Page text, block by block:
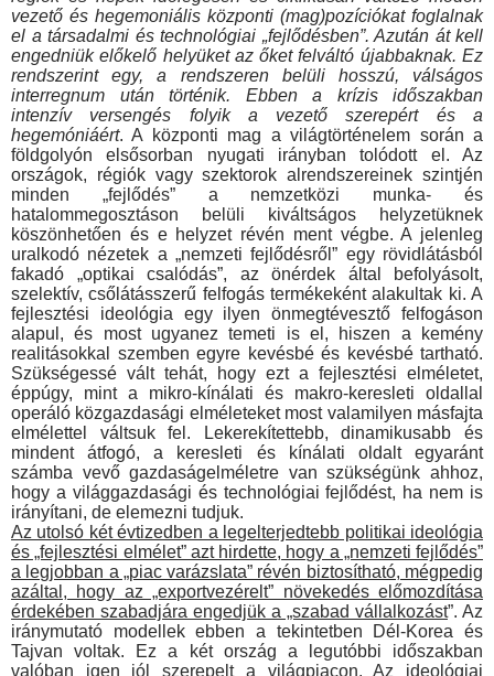
vezető és hegemoniális központi (mag)pozíciókat foglalnak
el a társadalmi és technoló­giai „fejlődésben”. Azután át kell
engedniük előkelő helyüket az őket felváltó újabbaknak. Ez
rendszerint egy, a rendszeren be­lüli hosszú, válságos
interregnum után történik. Ebben a krízis ­időszakban
intenzív versengés folyik a vezető szerepért és a
hegemóniáért. A központi mag a világtörténelem során a
föld­golyón elsősorban nyugati irányban tolódott el. Az
országok, régiók vagy szektorok alrendszereinek szintjén
minden „fejlő­dés” a nemzetközi munka- és
hatalommegosztáson belüli ki­váltságos helyzetüknek
köszönhetően és e helyzet révén ment végbe. A jelenleg
uralkodó nézetek a „nemzeti fejlődésről” egy rövidlátásból
fakadó „optikai csalódás”, az önérdek által befo­lyásolt,
szelektív, csőlátásszerű felfogás termékeként alakultak ki. A
fejlesztési ideológia egy ilyen önmegtévesztő felfogáson
alapul, és most ugyanez temeti is el, hiszen a kemény
realitá­sokkal szemben egyre kevésbé és kevésbé tartható.
Szüksé­gessé vált tehát, hogy ezt a fejlesztési elméletet,
éppúgy, mint a mikro-kínálati és makro-keresleti oldallal
operáló közgazdasá­gi elméleteket most valamilyen másfajta
elmélettel váltsuk fel. Lekerekítettebb, dinamikusabb és
mindent átfogó, a keresleti és kínálati oldalt egyaránt
számba vevő gazdaságelméletre van szükségünk ahhoz,
hogy a világgazdasági és technológiai fej­lődést, ha nem is
irányítani, de elemezni tudjuk.
Az utolsó két évtizedben a legelterjedtebb politikai ideo­lógia
és „fejlesztési elmélet” azt hirdette, hogy a „nemzeti fejlődés”
a legjobban a „piac varázslata” révén biztosítható, mégpedig
azáltal, hogy az „exportvezérelt” növekedés elő­mozdítása
érdekében szabadjára engedjük a „szabad vál­lalkozást”. Az
iránymutató modellek ebben a tekintetben Dél-Korea és
Tajvan voltak. Ez a két ország a legutóbbi időszakban
valóban igen jól szerepelt a világpiacon.Az ideológiai